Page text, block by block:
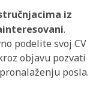
iz
.
podelite svoj CV
objavu pozvati
posla.